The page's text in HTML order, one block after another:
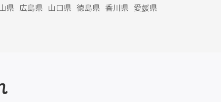
県 広島県 山口県 徳島県 香川県 愛媛県